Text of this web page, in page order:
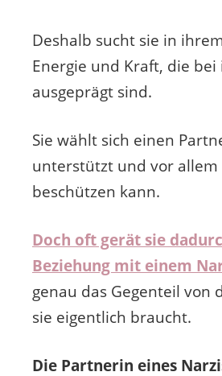
Deshalb sucht sie in
Energie und Kraft, die
ausgeprägt sind.
Sie wählt sich einen
unterstützt und vor allem
beschützen kann.
Doch oft gerät sie
Beziehung mit einem
genau das Gegenteil von
sie eigentlich braucht.
Die Partnerin eines